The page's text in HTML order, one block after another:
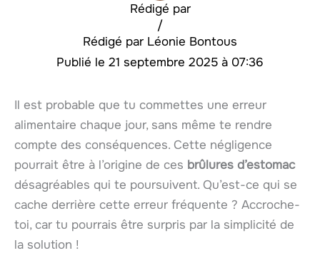
Rédigé par
Léonie Bontous
/
21 septembre 2025 à 07:36
Il est probable que tu commettes une erreur
alimentaire chaque jour, sans même te rendre
compte des conséquences. Cette négligence
pourrait être à l’origine de ces brûlures d’estomac
désagréables qui te poursuivent. Qu’est-ce qui se
cache derrière cette erreur fréquente ? Accroche-
toi, car tu pourrais être surpris par la simplicité de
la solution !